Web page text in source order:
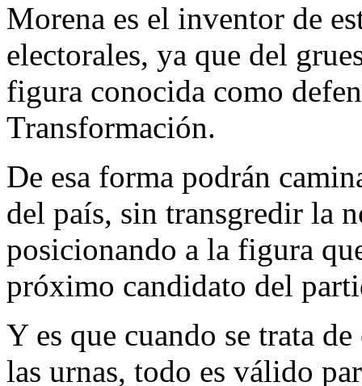
Morena es el inventor de
electorales, ya que del
figura conocida como
Transformación.
De esa forma podrán
del país, sin transgredir la
posicionando a la figura
próximo candidato del
Y es que cuando se trata
las urnas, todo es válido